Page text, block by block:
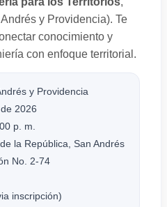
y Providencia). Te
conocimiento y
con enfoque territorial.
y Providencia
2026
p. m.
la República, San Andrés
No. 2-74
inscripción)